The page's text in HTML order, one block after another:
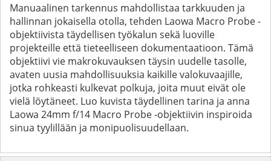
Manuaalinen tarkennus mahdollistaa tarkkuuden ja
hallinnan jokaisella otolla, tehden Laowa Macro Probe -
objektiivista täydellisen työkalun sekä luoville
projekteille että tieteelliseen dokumentaatioon. Tämä
objektiivi vie makrokuvauksen täysin uudelle tasolle,
avaten uusia mahdollisuuksia kaikille valokuvaajille,
jotka rohkeasti kulkevat polkuja, joita muut eivät ole
vielä löytäneet. Luo kuvista täydellinen tarina ja anna
Laowa 24mm f/14 Macro Probe -objektiivin inspiroida
sinua tyylillään ja monipuolisuudellaan.